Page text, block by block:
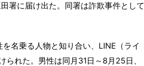
署に届け出た。同署は詐欺事件として
名乗る人物と知り合い、LINE（ライ
れた。男性は同月31日～8月25日、